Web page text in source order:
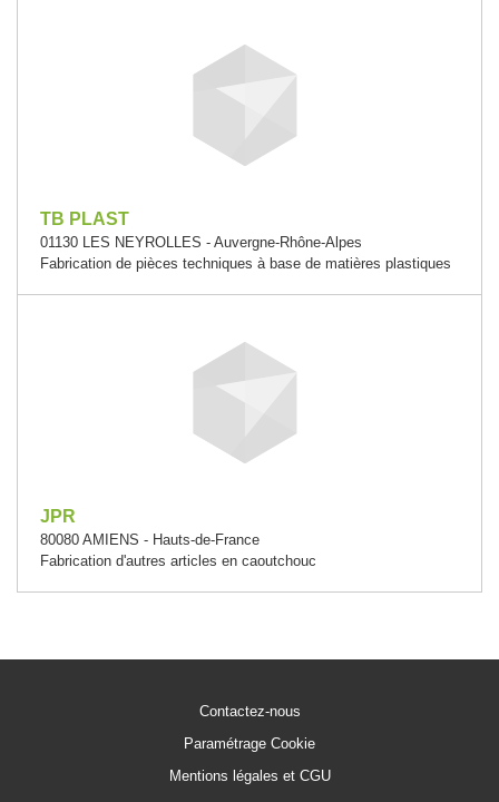
TB PLAST
01130 LES NEYROLLES - Auvergne-Rhône-Alpes
Fabrication de pièces techniques à base de matières plastiques
JPR
80080 AMIENS - Hauts-de-France
Fabrication d'autres articles en caoutchouc
Contactez-nous
Paramétrage Cookie
Mentions légales et CGU